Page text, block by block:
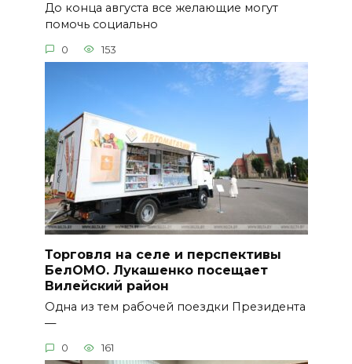
До конца августа все желающие могут
помочь социально
0 153
Торговля на селе и перспективы
БелОМО. Лукашенко посещает
Вилейский район
Одна из тем рабочей поездки Президента
—
0 161